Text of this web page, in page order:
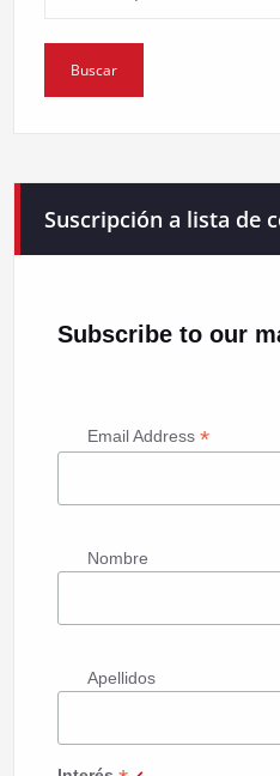
Suscripción a lista de
Subscribe to our
Email Address *
Nombre
Apellidos